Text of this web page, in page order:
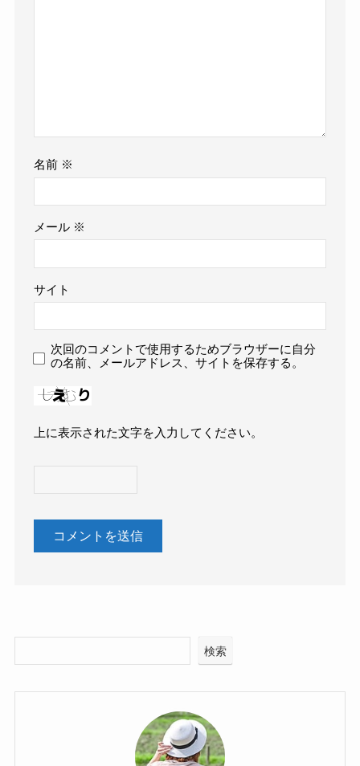
名前 ※
メール ※
サイト
次回のコメントで使用するためブラウザーに自分
の名前、メールアドレス、サイトを保存する。
上に表示された文字を入力してください。
検索